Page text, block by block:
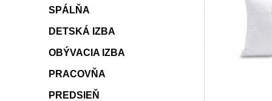
SPÁLŇA
DETSKÁ IZBA
OBÝVACIA IZBA
PRACOVŇA
PREDSIEŇ